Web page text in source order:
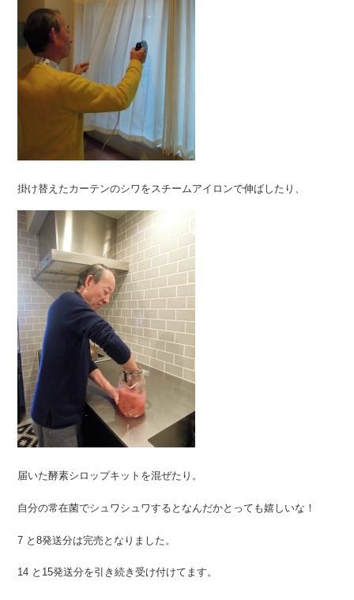
掛け替えたカーテンのシワをスチームアイロンで伸ばしたり、
届いた酵素シロップキットを混ぜたり。
自分の常在菌でシュワシュワするとなんだかとっても嬉しいな！
7 と8発送分は完売となりました。
14 と15発送分を引き続き受け付けてます。